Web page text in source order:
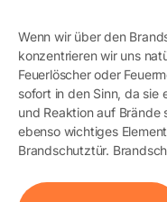
Wenn wir über den
konzentrieren wir uns
Feuerlöscher oder
sofort in den Sinn, da sie
und Reaktion auf Brände
ebenso wichtiges
Brandschutztür.